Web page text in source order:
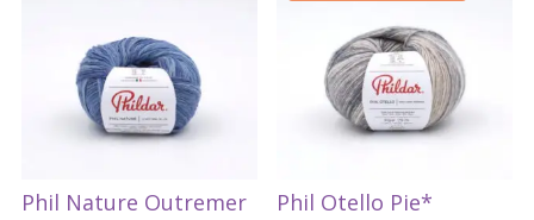
Phil Nature Outremer Phil Otello Pie*